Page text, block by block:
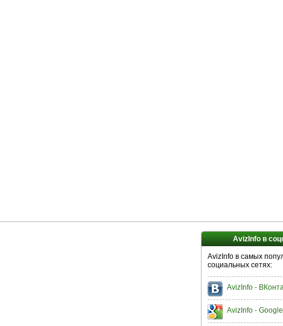
AvizInfo в
AvizInfo в самых
социальных сетях:
AvizInfo -
AvizInfo -